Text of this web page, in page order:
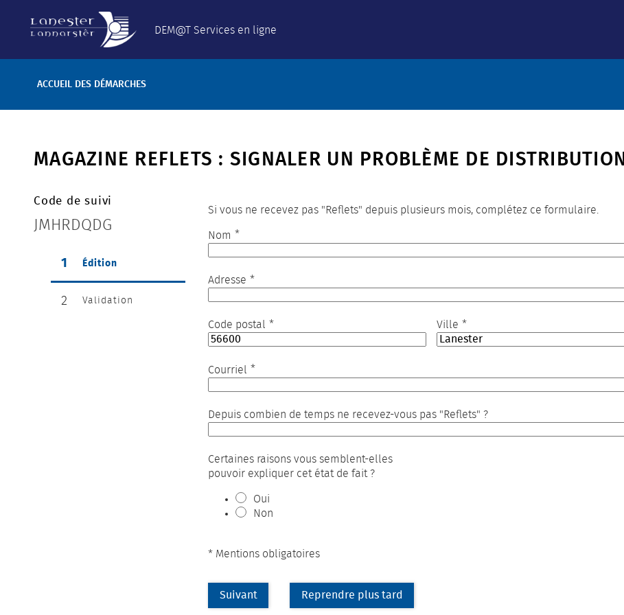
DEM@T Services en ligne
ACCUEIL DES DÉMARCHES
MAGAZINE REFLETS : SIGNALER UN PROBLÈME DE DISTRIBUTION
Code de suivi
JMHRDQDG
1 Édition(étape courante)
2 Validation
Si vous ne recevez pas "Reflets" depuis plusieurs mois, complétez ce formulaire.
Nom *
Adresse *
Code postal * Ville *
Courriel *
Depuis combien de temps ne recevez-vous pas "Reflets" ?
Certaines raisons vous semblent-elles
pouvoir expliquer cet état de fait ?
Oui
Non
* Mentions obligatoires
Suivant Reprendre plus tard